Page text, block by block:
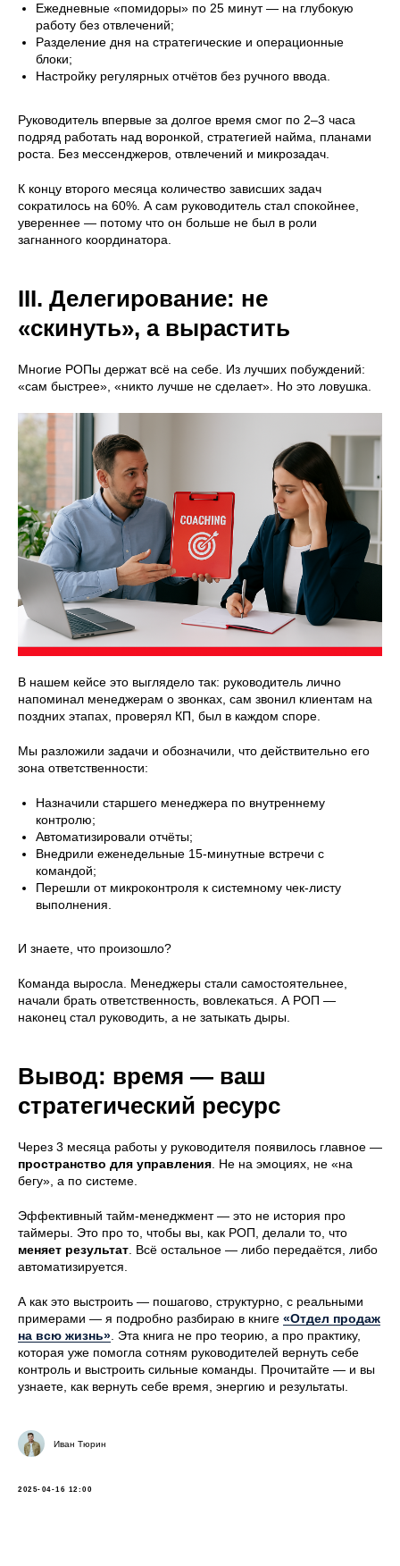
Ежедневные «помидоры» по 25 минут — на глубокую
работу без отвлечений;
Разделение дня на стратегические и операционные
блоки;
Настройку регулярных отчётов без ручного ввода.
Руководитель впервые за долгое время смог по 2–3 часа
подряд работать над воронкой, стратегией найма, планами
роста. Без мессенджеров, отвлечений и микрозадач.
К концу второго месяца количество зависших задач
сократилось на 60%. А сам руководитель стал спокойнее,
увереннее — потому что он больше не был в роли
загнанного координатора.
III. Делегирование: не
«скинуть», а вырастить
Многие РОПы держат всё на себе. Из лучших побуждений:
«сам быстрее», «никто лучше не сделает». Но это ловушка.
В нашем кейсе это выглядело так: руководитель лично
напоминал менеджерам о звонках, сам звонил клиентам на
поздних этапах, проверял КП, был в каждом споре.
Мы разложили задачи и обозначили, что действительно его
зона ответственности:
Назначили старшего менеджера по внутреннему
контролю;
Автоматизировали отчёты;
Внедрили еженедельные 15-минутные встречи с
командой;
Перешли от микроконтроля к системному чек-листу
выполнения.
И знаете, что произошло?
Команда выросла. Менеджеры стали самостоятельнее,
начали брать ответственность, вовлекаться. А РОП —
наконец стал руководить, а не затыкать дыры.
Вывод: время — ваш
стратегический ресурс
Через 3 месяца работы у руководителя появилось главное —
пространство для управления . Не на эмоциях, не «на
бегу», а по системе.
Эффективный тайм-менеджмент — это не история про
таймеры. Это про то, чтобы вы, как РОП, делали то, что
меняет результат . Всё остальное — либо передаётся, либо
автоматизируется.
А как это выстроить — пошагово, структурно, с реальными
примерами — я подробно разбираю в книге «Отдел продаж
на всю жизнь» . Эта книга не про теорию, а про практику,
которая уже помогла сотням руководителей вернуть себе
контроль и выстроить сильные команды. Прочитайте — и вы
узнаете, как вернуть себе время, энергию и результаты.
Иван Тюрин
2025-04-16 12:00